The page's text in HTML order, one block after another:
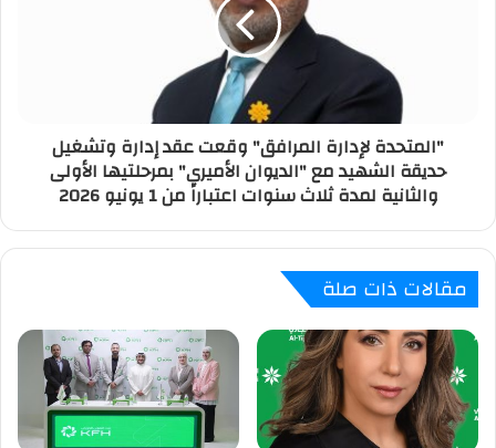
"المتحدة لإدارة المرافق" وقعت عقد إدارة وتشغيل
حديقة الشهيد مع "الديوان الأميري" بمرحلتيها الأولى
والثانية لمدة ثلاث سنوات اعتباراً من 1 يونيو 2026
مقالات ذات صلة